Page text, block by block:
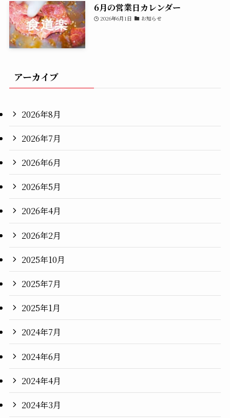
6月の営業日カレンダー
2026年6月1日 お知らせ
アーカイブ
2026年8月
2026年7月
2026年6月
2026年5月
2026年4月
2026年2月
2025年10月
2025年7月
2025年1月
2024年7月
2024年6月
2024年4月
2024年3月